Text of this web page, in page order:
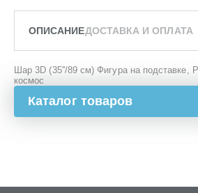
Каталог товаров
ОПИСАНИЕДОСТАВКА И ОПЛАТА
Шар 3D (35''/89 см) Фигура на подставке,
космос